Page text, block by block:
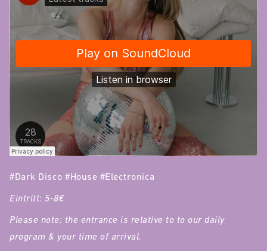
#Dark Disco #House #Electronica
Eintritt: 5-8€
Please note: the entrance is relative to to our daily
program & your time of arrival.